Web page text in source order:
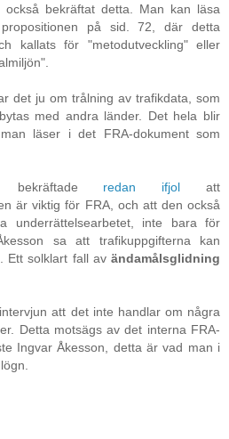
också bekräftat detta. Man kan läsa
på sid. 72, där detta
kallats för "metodutveckling" eller
det ju om trålning av trafikdata, som
med andra länder. Det hela blir
läser i det FRA-dokument som
bekräftade redan ifjol att
är viktig för FRA, och att den också
underrättelsearbetet, inte bara för
sa att trafikuppgifterna kan
Ett solklart fall av ändamålsglidning
att det inte handlar om några
Detta motsägs av det interna FRA-
Ingvar Åkesson, detta är vad man i